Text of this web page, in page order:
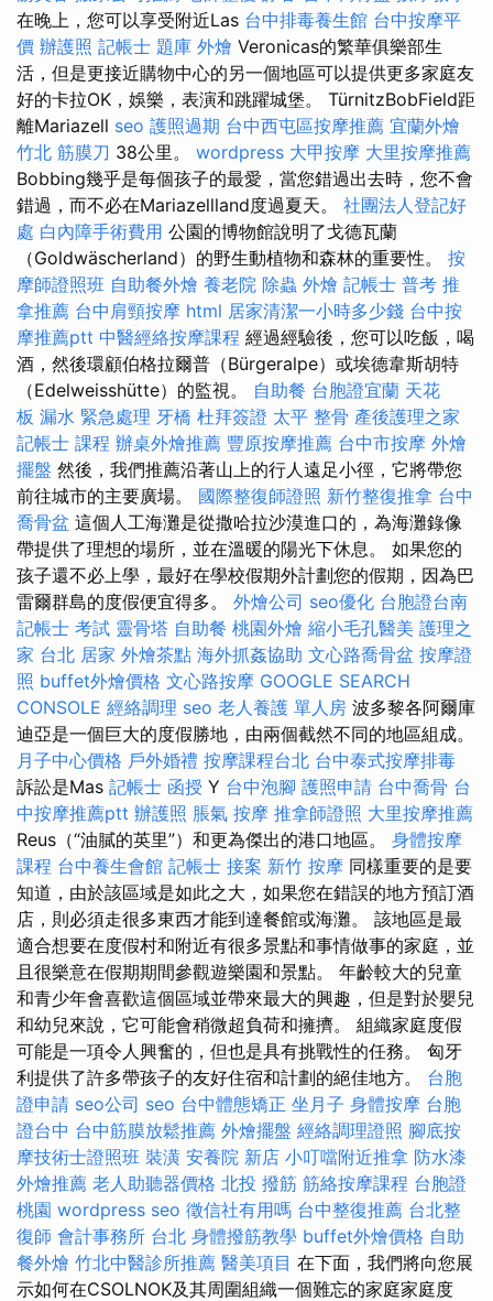
在晚上，您可以享受附近Las 台中排毒養生館 台中按摩平
價 辦護照 記帳士 題庫 外燴 Veronicas的繁華俱樂部生
活，但是更接近購物中心的另一個地區可以提供更多家庭友
好的卡拉OK，娛樂，表演和跳躍城堡。 TürnitzBobField距
離Mariazell seo 護照過期 台中西屯區按摩推薦 宜蘭外燴
竹北 筋膜刀 38公里。 wordpress 大甲按摩 大里按摩推薦
Bobbing幾乎是每個孩子的最愛，當您錯過出去時，您不會
錯過，而不必在Mariazellland度過夏天。 社團法人登記好
處 白內障手術費用 公園的博物館說明了戈德瓦蘭
（Goldwäscherland）的野生動植物和森林的重要性。 按
摩師證照班 自助餐外燴 養老院 除蟲 外燴 記帳士 普考 推
拿推薦 台中肩頸按摩 html 居家清潔一小時多少錢 台中按
摩推薦ptt 中醫經絡按摩課程 經過經驗後，您可以吃飯，喝
酒，然後環顧伯格拉爾普（Bürgeralpe）或埃德韋斯胡特
（Edelweisshütte）的監視。 自助餐 台胞證宜蘭 天花
板 漏水 緊急處理 牙橋 杜拜簽證 太平 整骨 產後護理之家
記帳士 課程 辦桌外燴推薦 豐原按摩推薦 台中市按摩 外燴
擺盤 然後，我們推薦沿著山上的行人遠足小徑，它將帶您
前往城市的主要廣場。 國際整復師證照 新竹整復推拿 台中
喬骨盆 這個人工海灘是從撒哈拉沙漠進口的，為海灘錄像
帶提供了理想的場所，並在溫暖的陽光下休息。 如果您的
孩子還不必上學，最好在學校假期外計劃您的假期，因為巴
雷爾群島的度假便宜得多。 外燴公司 seo優化 台胞證台南
記帳士 考試 靈骨塔 自助餐 桃園外燴 縮小毛孔醫美 護理之
家 台北 居家 外燴茶點 海外抓姦協助 文心路喬骨盆 按摩證
照 buffet外燴價格 文心路按摩 GOOGLE SEARCH
CONSOLE 經絡調理 seo 老人養護 單人房 波多黎各阿爾庫
迪亞是一個巨大的度假勝地，由兩個截然不同的地區組成。
月子中心價格 戶外婚禮 按摩課程台北 台中泰式按摩排毒
訴訟是Mas 記帳士 函授 Y 台中泡腳 護照申請 台中喬骨 台
中按摩推薦ptt 辦護照 脹氣 按摩 推拿師證照 大里按摩推薦
Reus（“油膩的英里”）和更為傑出的港口地區。 身體按摩
課程 台中養生會館 記帳士 接案 新竹 按摩 同樣重要的是要
知道，由於該區域是如此之大，如果您在錯誤的地方預訂酒
店，則必須走很多東西才能到達餐館或海灘。 該地區是最
適合想要在度假村和附近有很多景點和事情做事的家庭，並
且很樂意在假期期間參觀遊樂園和景點。 年齡較大的兒童
和青少年會喜歡這個區域並帶來最大的興趣，但是對於嬰兒
和幼兒來說，它可能會稍微超負荷和擁擠。 組織家庭度假
可能是一項令人興奮的，但也是具有挑戰性的任務。 匈牙
利提供了許多帶孩子的友好住宿和計劃的絕佳地方。 台胞
證申請 seo公司 seo 台中體態矯正 坐月子 身體按摩 台胞
證台中 台中筋膜放鬆推薦 外燴擺盤 經絡調理證照 腳底按
摩技術士證照班 裝潢 安養院 新店 小叮噹附近推拿 防水漆
外燴推薦 老人助聽器價格 北投 撥筋 筋絡按摩課程 台胞證
桃園 wordpress seo 徵信社有用嗎 台中整復推薦 台北整
復師 會計事務所 台北 身體撥筋教學 buffet外燴價格 自助
餐外燴 竹北中醫診所推薦 醫美項目 在下面，我們將向您展
示如何在CSOLNOK及其周圍組織一個難忘的家庭家庭度